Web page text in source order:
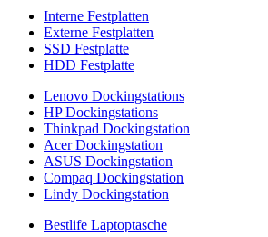
Interne Festplatten
Externe Festplatten
SSD Festplatte
HDD Festplatte
Lenovo Dockingstations
HP Dockingstations
Thinkpad Dockingstation
Acer Dockingstation
ASUS Dockingstation
Compaq Dockingstation
Lindy Dockingstation
Bestlife Laptoptasche